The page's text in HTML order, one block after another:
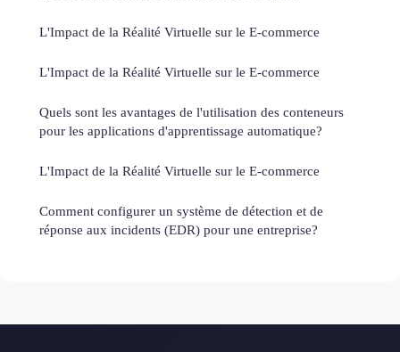
L'Impact de la Réalité Virtuelle sur le E-commerce
L'Impact de la Réalité Virtuelle sur le E-commerce
Quels sont les avantages de l'utilisation des conteneurs
pour les applications d'apprentissage automatique?
L'Impact de la Réalité Virtuelle sur le E-commerce
Comment configurer un système de détection et de
réponse aux incidents (EDR) pour une entreprise?